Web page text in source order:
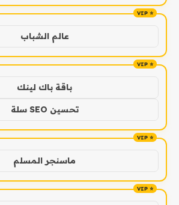
عالم الشباب
باقة باك لينك
تحسين SEO سلة
ماسنجر المسلم